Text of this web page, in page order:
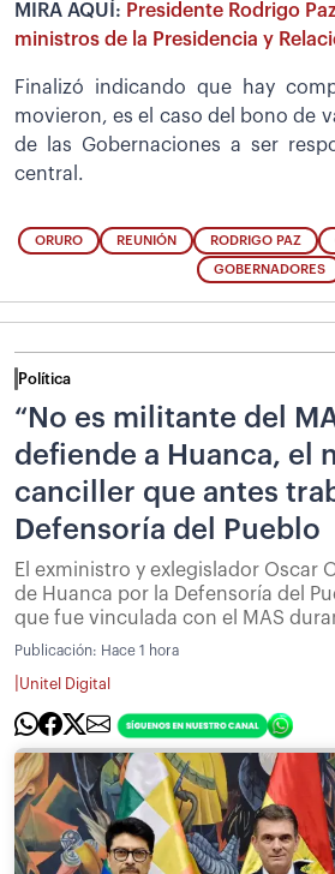
MIRA AQUÍ: Presidente Rodrigo
ministros de la Presidencia y
Finalizó indicando que hay
movieron, es el caso del bono de
de las Gobernaciones a ser
central.
ORURO REUNIÓN RODRIGO PAZ
GOBERNADORES
Política
“No es militante del
defiende a Huanca, el
canciller que antes
Defensoría del Pueblo
El exministro y exlegislador Oscar
de Huanca por la Defensoría del
que fue vinculada con el MAS
Publicación: Hace 1 hora
Unitel Digital